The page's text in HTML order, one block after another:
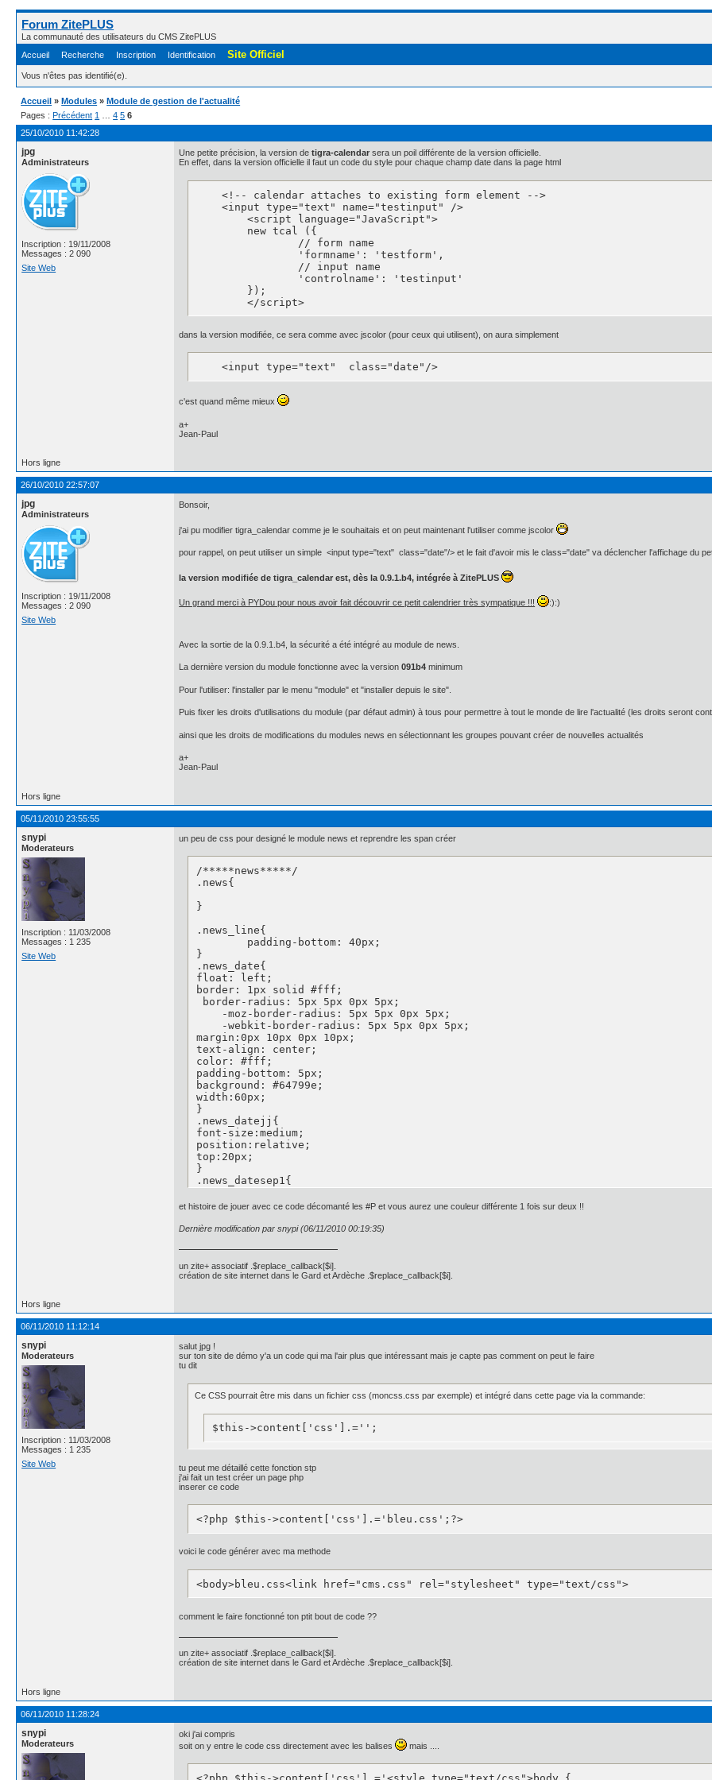
Forum ZitePLUS
La communauté des utilisateurs du CMS ZitePLUS
Accueil
Recherche Inscription Identification Site Officiel
Vous n'êtes pas identifié(e).
Accueil »Modules »Module de gestion de l'actualité
Pages :Précédent 1 4 5 6
25/10/2010 11:42:28
jpg
Administrateurs
Inscription : 19/11/2008
Messages : 2 090
Site Web
Une petite précision, la version detigra-calendar sera un poil différente de la version officielle.
En effet, dans la version officielle il faut un code du style pour chaque champ date dans la page html
    <!-- calendar attaches to existing form element -->
    <input type="text" name="testinput" />
	</script>
dans la version modifiée, ce sera comme avec jscolor (pour ceux qui utilisent), on aura simplement
    <input type="text"  class="date"/>
c'est quand même mieux
a+
Jean-Paul
Hors ligne
26/10/2010 22:57:07
jpg
Administrateurs
Inscription : 19/11/2008
Messages : 2 090
Site Web
Bonsoir,
j'ai pu modifier tigra_calendar comme je le souhaitais et on peut maintenant l'utiliser comme jscolor
pour rappel, on peut utiliser un simple <input type="text" class="date"/> et le fait d'avoir mis le class="date" va déclencher l'affichage du
la version modifiée de tigra_calendar est, dès la 0.9.1.b4, intégrée à ZitePLUS
Un grand merci à PYDou pour nous avoir fait découvrir ce petit calendrier très sympatique !!! :):)
Avec la sortie de la 0.9.1.b4, la sécurité a été intégré au module de news.
La dernière version du module fonctionne avec la version091b4 minimum
Pour l'utiliser: l'installer par le menu "module" et "installer depuis le site".
Puis fixer les droits d'utilisations du module (par défaut admin) à tous pour permettre à tout le monde de lire l'actualité (les droits seront
ainsi que les droits de modifications du modules news en sélectionnant les groupes pouvant créer de nouvelles actualités
a+
Jean-Paul
Hors ligne
05/11/2010 23:55:55
snypi
Moderateurs
Inscription : 11/03/2008
Messages : 1 235
Site Web
un peu de css pour designé le module news et reprendre les span créer
/*****news*****/
.news{
}
.news_line{
}
.news_date{
float: left;
border: 1px solid #fff;
border-radius: 5px 5px 0px 5px;
    -moz-border-radius: 5px 5px 0px 5px;
    -webkit-border-radius: 5px 5px 0px 5px;
margin:0px 10px 0px 10px;
text-align: center;
color: #fff;
padding-bottom: 5px;
background: #64799e;
width:60px;
}
.news_datejj{
font-size:medium;
position:relative;
top:20px;
}
.news_datesep1{
position:relative;
}
font-size:medium;
position:relative;
top:20px;
	display: none;
.news_dateaa{
	background-color:#891100;
float:left;
    border-radius: 5px 5px 0px 0px;
    -moz-border-radius: 5px 5px 0px 0px;
    -webkit-border-radius: 5px 5px 0px 0px;
position:relative;
top:-20px;
}
.news_title{
background: #fff;
    color: #000;
    -moz-border-radius: 5px 5px 0px 5px;
    font-family: "helvetica neue", helvetica, arial, sans-serif;
    font-size: 14px;
    letter-spacing: 1px;
    line-height: 1;
    padding: 5px 10px 5px 10px;
	color: #4162a8;
}
}
}
.news_read{
	display:none;
}
et histoire de jouer avec ce code décomanté les #P et vous aurez une couleur différente 1 fois sur deux !!
Dernière modification par snypi (06/11/2010 00:19:35)
un zite+ associatif .$replace_callback[$i].
création de site internet dans le Gard et Ardèche .$replace_callback[$i].
Hors ligne
06/11/2010 11:12:14
snypi
Moderateurs
Inscription : 11/03/2008
Messages : 1 235
Site Web
salut jpg !
sur ton site de démo y'a un code qui ma l'air plus que intéressant mais je capte pas comment on peut le faire
tu dit
Ce CSS pourrait être mis dans un fichier css (moncss.css par exemple) et intégré dans cette page via la commande:
$this->content['css'].='';
tu peut me détaillé cette fonction stp
j'ai fait un test créer un page php
inserer ce code
<?php $this->content['css'].='bleu.css';?>
voici le code générer avec ma methode
<body>bleu.css<link href="cms.css" rel="stylesheet" type="text/css">
comment le faire fonctionné ton ptit bout de code ??
un zite+ associatif .$replace_callback[$i].
création de site internet dans le Gard et Ardèche .$replace_callback[$i].
Hors ligne
06/11/2010 11:28:24
snypi
Moderateurs
oki j'ai compris
soit on y entre le code css directement avec les balises
mais ....